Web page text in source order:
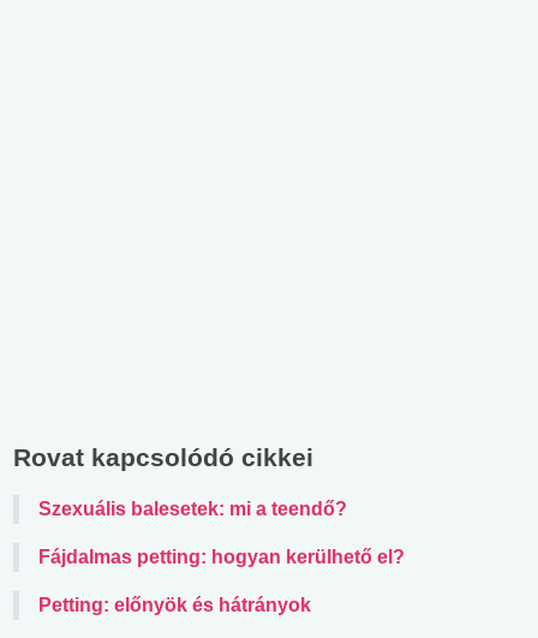
Rovat kapcsolódó cikkei
Szexuális balesetek: mi a teendő?
Fájdalmas petting: hogyan kerülhető el?
Petting: előnyök és hátrányok